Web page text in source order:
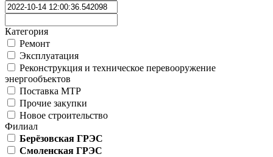
Категория
Ремонт
Эксплуатация
Реконструкция и техническое перевооружение
энергообъектов
Поставка МТР
Прочие закупки
Новое строительство
Филиал
Берёзовская ГРЭС
Смоленская ГРЭС